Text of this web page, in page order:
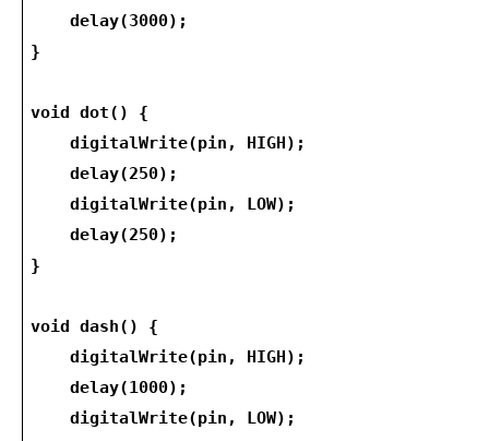
delay(3000);
}
void dot() {
digitalWrite(pin, HIGH);
delay(250);
digitalWrite(pin, LOW);
delay(250);
}
void dash() {
digitalWrite(pin, HIGH);
delay(1000);
digitalWrite(pin, LOW);